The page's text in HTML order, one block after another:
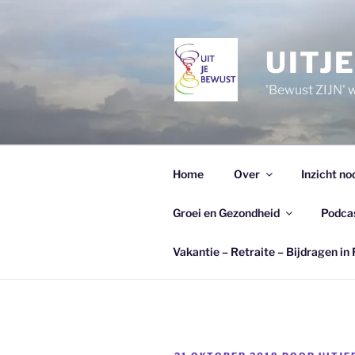
'Bewust ZIJN'
Home Over Inzicht
Groei en Gezondheid
Vakantie – Retraite – Bijdragen in